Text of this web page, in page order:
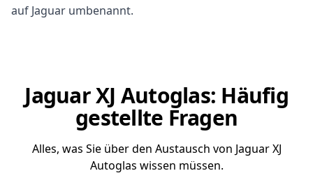
auf Jaguar umbenannt.
Jaguar XJ Autoglas: Häufig
gestellte Fragen
Alles, was Sie über den Austausch von Jaguar XJ
Autoglas wissen müssen.